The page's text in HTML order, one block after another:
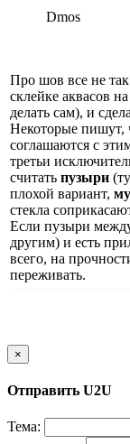
Dmos
Про шов все не
склейке аквасов
делать сам), и
Некоторые пишут,
соглашаются с
третьи
считать пузыри
плохой вариант,
стекла
Если пузыри между
другим) и есть
всего, на
переживать.
×
Отправить U2U
Тема: